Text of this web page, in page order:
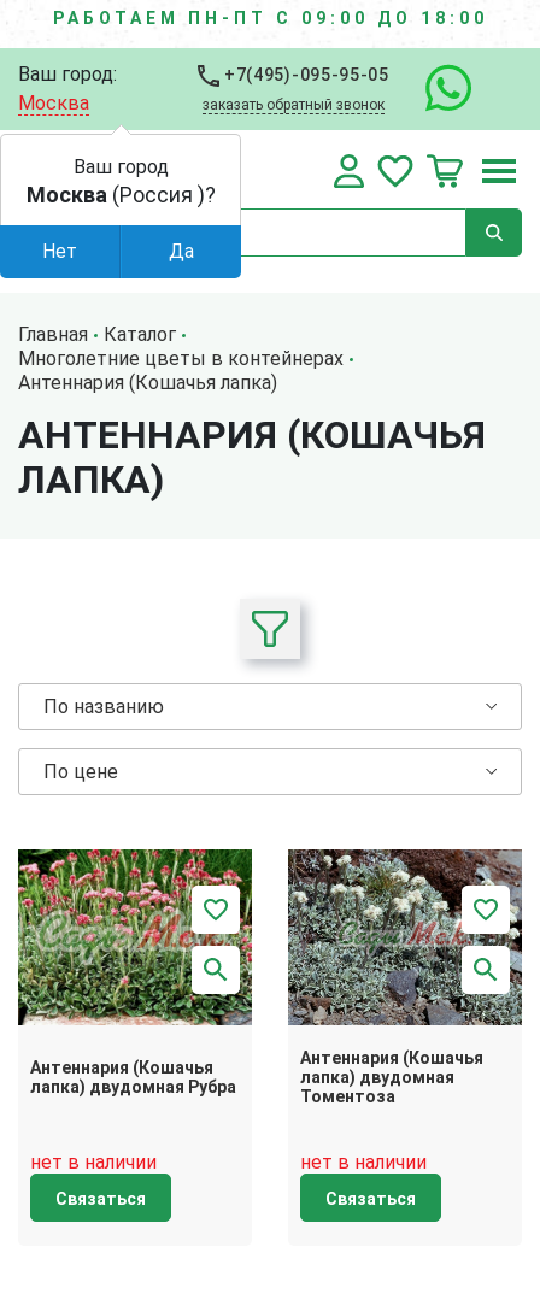
РАБОТАЕМ ПН-ПТ С 09:00 ДО 18:00
Ваш город:
Москва
+7(495)-095-95-05
заказать обратный звонок
Главная
Каталог
Многолетние цветы в контейнерах
Антеннария (Кошачья лапка)
АНТЕННАРИЯ (КОШАЧЬЯ
ЛАПКА)
По названию
По цене
Антеннария (Кошачья
лапка) двудомная Рубра
нет в наличии
Связаться
Антеннария (Кошачья
лапка) двудомная
Томентоза
нет в наличии
Связаться
Ваш город
Москва (Россия )?
Нет Да